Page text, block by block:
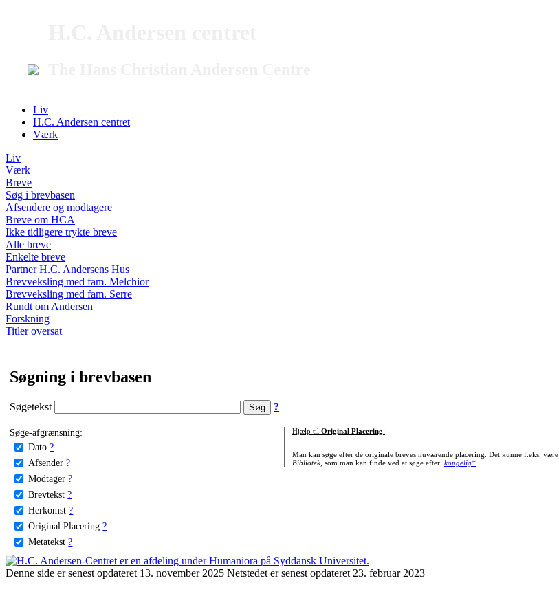
Liv
H.C. Andersen centret
Værk
Liv
Værk
Breve
Søg i brevbasen
Afsendere og modtagere
Breve om HCA
Ikke tidligere trykte breve
Alle breve
Enkelte breve
Partner H.C. Andersens Hus
Brevveksling med fam. Melchior
Brevveksling med fam. Serre
Rundt om Andersen
Forskning
Titler oversat
Søgning i brevbasen
Søgetekst ?
Søge-afgrænsning:
Dato ?
Afsender ?
Modtager ?
Brevtekst ?
Herkomst ?
Original Placering ?
Metatekst ?
Hjælp til Original Placering:
Man kan søge efter de originale breves nuværende placering. Det kunne f.eks. være
Bibliotek, som man kan finde ved at søge efter: kongelig*.
Denne side er senest opdateret 13. november 2025 Netstedet er senest opdateret 23. februar 2023